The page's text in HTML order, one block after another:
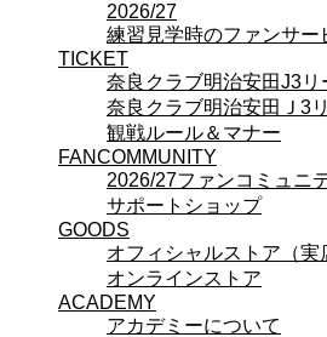
コーチ&スタッフ
ジュニア
ジュニアユース
ユース
練習拠点（ナラディーア
SCHOOL
CLUB
2026/27 パートナー企業
パートナー募集
クラブ理念
クラブ情報
サステナビリティ
Web制作支援
2026/27
練習見学時のファンサー
TICKET
奈良クラブ明治安田J3
奈良クラブ明治安田Ｊ3
観戦ルール＆マナー
FANCOMMUNITY
2026/27ファンコミュニ
サポートショップ
GOODS
オフィシャルストア（実
オンラインストア
ACADEMY
アカデミーについて